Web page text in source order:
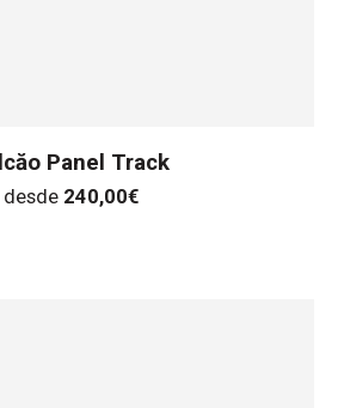
Panel Track
desde 240,00€